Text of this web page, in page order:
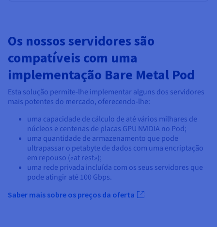
Os nossos servidores são
compatíveis com uma
implementação Bare Metal Pod
Esta solução permite-lhe implementar alguns dos servidores
mais potentes do mercado, oferecendo-lhe:
uma capacidade de cálculo de até vários milhares de
núcleos e centenas de placas GPU NVIDIA no Pod;
uma quantidade de armazenamento que pode
ultrapassar o petabyte de dados com uma encriptação
em repouso («at rest»);
uma rede privada incluída com os seus servidores que
pode atingir até 100 Gbps.
Saber mais sobre os preços da oferta